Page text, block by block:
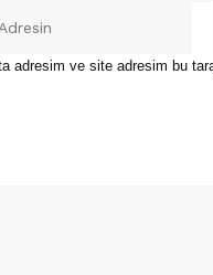
adresim ve site adresim bu